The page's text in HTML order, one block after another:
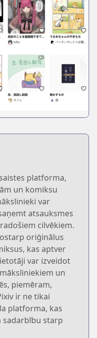
platforma,
un komiksu
var
atsauksmes
cilvēkiem.
oriģinālus
kas aptver
var izveidot
un
piemēram,
ir ne tikai
platforma, kas
sadarbību starp